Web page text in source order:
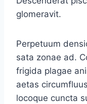
glomeravit.
Perpetuum
sata zonae ad.
frigida plagae
aetas
locoque cuncta